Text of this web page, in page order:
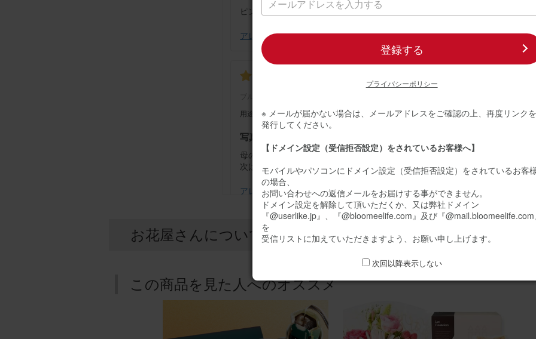
ピンクの色合いが可愛いくて可憐な雰囲気。 ピンクのバラがチャームポイント
アレンジメント(ピンク) Sサイズ Happy Birthday カード付き
用途：
誕生日
写真通りで、とても綺麗です
母の誕生日に送りました。 とても綺麗で、そして可愛いです。 凄く喜んでいま
次はお義母さんに送りたいと思っています。
アレンジメント(黄色) Sサイズ Happy Birthday カード付き
誕生日プレゼントに
母の誕生日プレゼントに送りました。 花は好きだけれど、自分で買うのは中々
ルが高いので嬉しいと喜んでもらえました。
お花屋さんについて
この商品を見た人へのオススメ
登録する
プライバシーポリシー
※ メールが届かない場合は、メールアドレスをご確認の上、再度リンクを
発行してください。
【ドメイン設定（受信拒否設定）をされているお客様へ】
モバイルやパソコンにドメイン設定（受信拒否設定）をされているお客
の場合、
お問い合わせへの返信メールをお届けする事ができません。
ドメイン設定を解除して頂いただくか、又は弊社ドメイン
『@userlike.jp』、『@bloomeelife.com』及び『@mail.bloomeelife.com
を
受信リストに加えていただきますよう、お願い申し上げます。
次回以降表示しない